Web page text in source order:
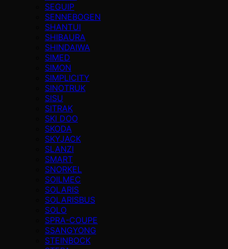
SEGUIP
SENNEBOGEN
SHANTUI
SHIBAURA
SHINDAIWA
SIMED
SIMON
SIMPLICITY
SINOTRUK
SISU
SITRAK
SKI DOO
SKODA
SKYJACK
SLANZI
SMART
SNORKEL
SOILMEC
SOLARIS
SOLARISBUS
SOLO
SPRA-COUPE
SSANGYONG
STEINBOCK